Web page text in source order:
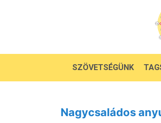
SZÖVETSÉGÜNK
Nagycsaládos